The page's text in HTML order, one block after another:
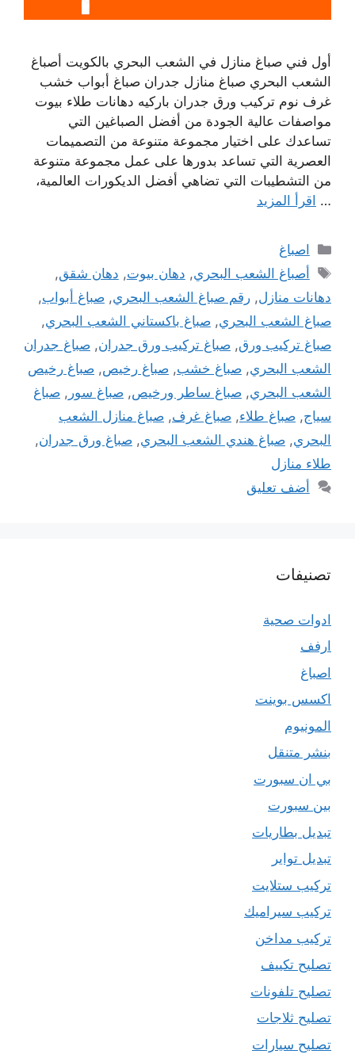
أول فني صباغ منازل في الشعب البحري بالكويت أصباغ
الشعب البحري صباغ منازل جدران صباغ أبواب خشب
غرف نوم تركيب ورق جدران باركيه دهانات طلاء بيوت
مواصفات عالية الجودة من أفضل الصباغين التي
تساعدك على اختيار مجموعة متنوعة من التصميمات
العصرية التي تساعد بدورها على عمل مجموعة متنوعة
من التشطيبات التي تضاهي أفضل الديكورات العالمية،
… اقرأ المزيد
التصنيفات
اصباغ
الوسوم
أصباغ الشعب البحري, دهان بيوت, دهان شقق,
دهانات منازل, رقم صباغ الشعب البحري, صباغ أبواب,
صباغ الشعب البحري, صباغ باكستاني الشعب البحري,
صباغ تركيب ورق, صباغ تركيب ورق جدران, صباغ جدران
الشعب البحري, صباغ خشب, صباغ رخيص, صباغ رخيص
الشعب البحري, صباغ ساطر ورخيص, صباغ سور , صباغ
سياج, صباغ طلاء, صباغ غرف, صباغ منازل الشعب
البحري, صباغ هندي الشعب البحري, صباغ ورق جدران,
طلاء منازل
أضف تعليق
تصنيفات
ادوات صحية
ارفف
اصباغ
اكسس بوينت
المونيوم
بنشر متنقل
بي ان سبورت
بين سبورت
تبديل بطاريات
تبديل تواير
تركيب ستلايت
تركيب سيراميك
تركيب مداخن
تصليح تكييف
تصليح تلفونات
تصليح ثلاجات
تصليح سيارات